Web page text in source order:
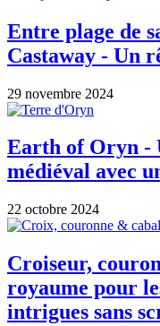
Entre plage de
Castaway - Un
29 novembre 2024
Earth of Oryn -
médiéval avec
22 octobre 2024
Croiseur,
royaume pour
intrigues sans